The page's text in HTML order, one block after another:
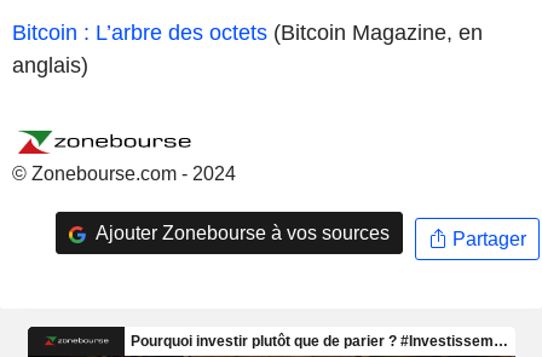
Bitcoin : L’arbre des octets (Bitcoin Magazine, en
anglais)
© Zonebourse.com - 2024
Ajouter Zonebourse à vos sources Partager